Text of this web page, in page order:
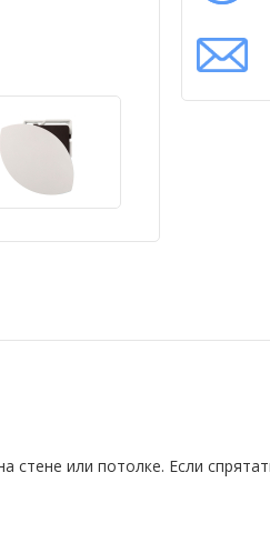
или потолке. Если